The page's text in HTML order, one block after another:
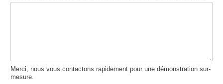
Merci, nous vous contactons rapidement pour une démonstration sur-
mesure.